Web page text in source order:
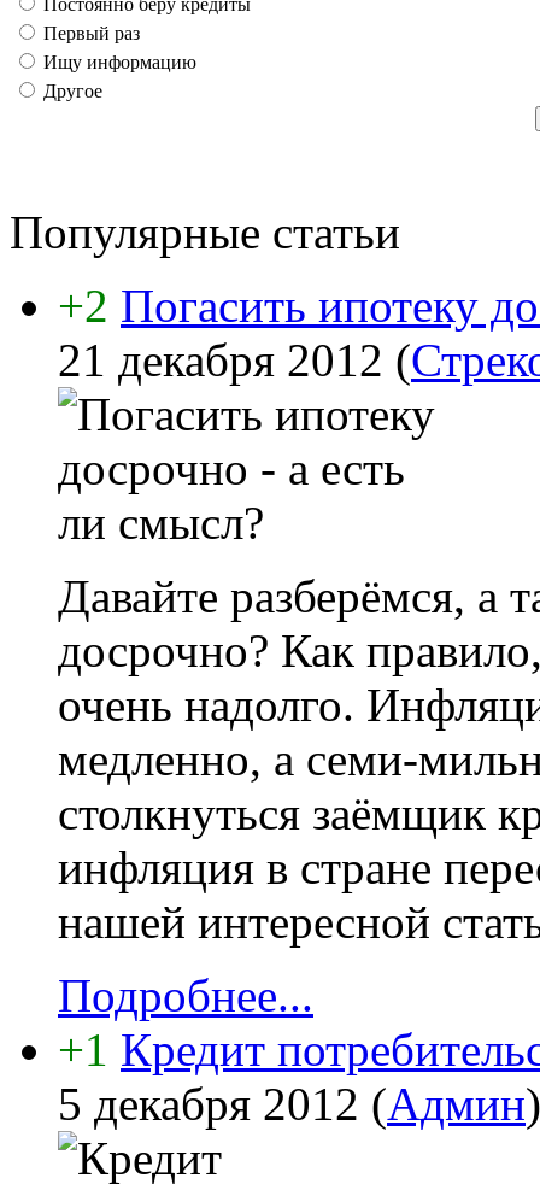
Постоянно беру кредиты
Первый раз
Ищу информацию
Другое
Популярные статьи
+2 Погасить ипотеку
21 декабря 2012 (
Давайте разберёмся, а
досрочно? Как
очень надолго.
медленно, а семи-
столкнуться заёмщик
инфляция в стране
нашей интересной
Подробнее...
+1 Кредит
5 декабря 2012 (Админ)